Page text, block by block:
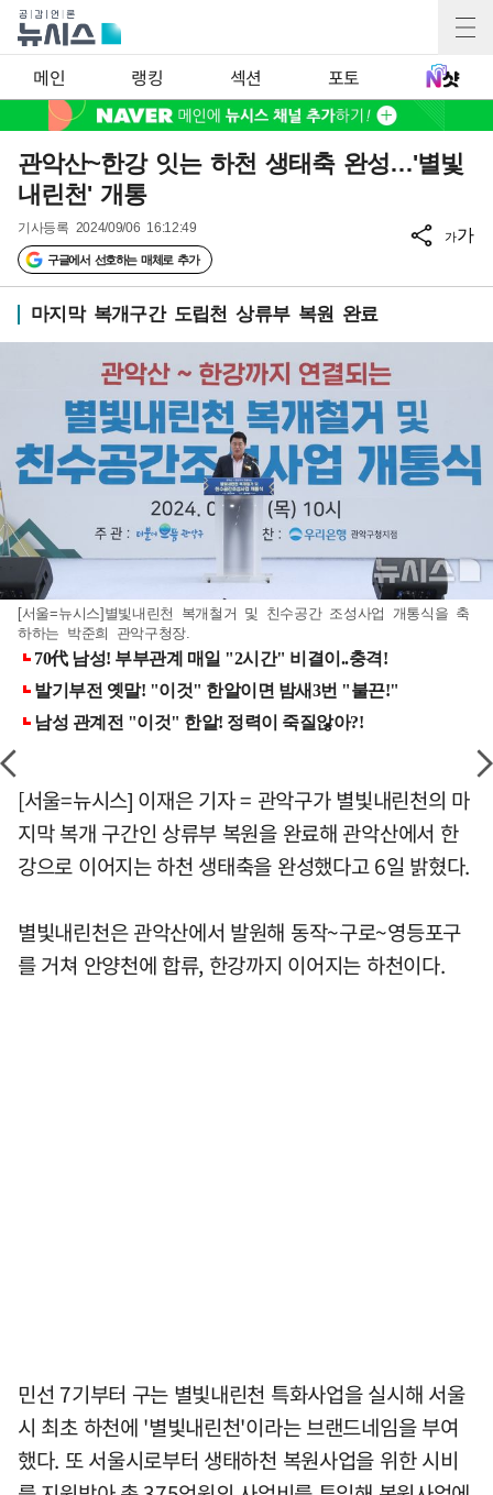
메인 랭킹 섹션 포토
관악산~한강 잇는 하천 생태축 완성…'별빛
내린천' 개통
기사등록 2024/09/06 16:12:49
구글에서 선호하는 매체로 추가
가가
마지막 복개구간 도립천 상류부 복원 완료
[서울=뉴시스]별빛내린천 복개철거 및 친수공간 조성사업 개통식을 축
하하는 박준희 관악구청장.
[서울=뉴시스] 이재은 기자 = 관악구가 별빛내린천의 마
지막 복개 구간인 상류부 복원을 완료해 관악산에서 한
강으로 이어지는 하천 생태축을 완성했다고 6일 밝혔다.
별빛내린천은 관악산에서 발원해 동작~구로~영등포구
를 거쳐 안양천에 합류, 한강까지 이어지는 하천이다.
민선 7기부터 구는 별빛내린천 특화사업을 실시해 서울
시 최초 하천에 '별빛내린천'이라는 브랜드네임을 부여
했다. 또 서울시로부터 생태하천 복원사업을 위한 시비